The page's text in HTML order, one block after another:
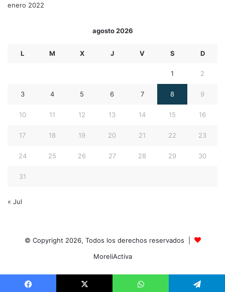
enero 2022
agosto 2026
L M X J V S D
1 2
3 4 5 6 7 8 9
10 11 12 13 14 15 16
17 18 19 20 21 22 23
24 25 26 27 28 29 30
31
« Jul
© Copyright 2026, Todos los derechos reservados |
MoreliActiva